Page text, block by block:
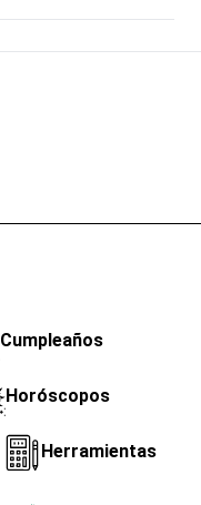
Cumpleaños
Horóscopos
Herramientas